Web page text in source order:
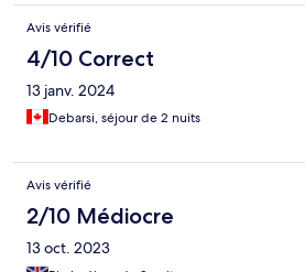
equipped supplies in toilet and better
would be good to have an Iron and
than that it was a great stay.
Avis vérifié
4/10 Correct
13 janv. 2024
Debarsi, séjour de 2 nuits
Avis vérifié
2/10 Médiocre
13 oct. 2023